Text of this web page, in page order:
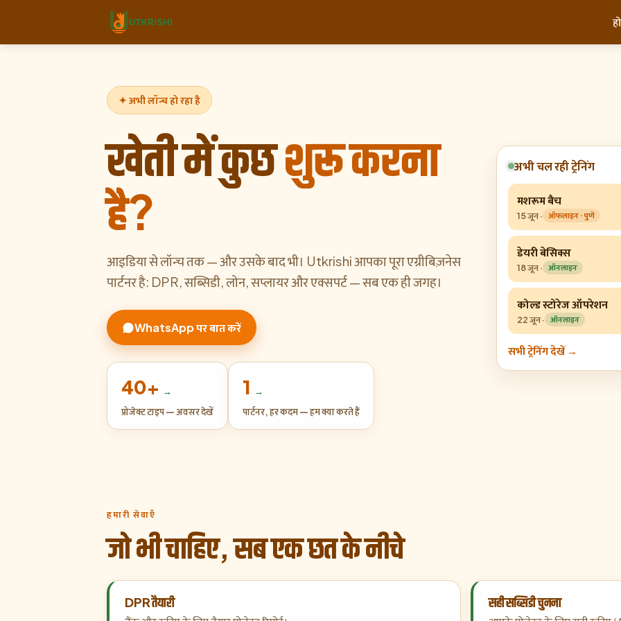
✦ अभी लॉन्च हो रहा है
खेती में कुछशुरू करना
है?
आइडिया से लॉन्च तक — और उसके बाद भी। Utkrishi आपका पूरा एग्रीबिज़नेस
पार्टनर है: DPR, सब्सिडी, लोन, सप्लायर और एक्सपर्ट — सब एक ही जगह।
WhatsApp पर बात करें
40+ →
प्रोजेक्ट टाइप — अवसर देखें
1 →
पार्टनर, हर कदम — हम क्या करते हैं
अभी चल रही ट्रेनिंग
मशरूम बैच
15 जून· ऑफलाइन· पुणे
डेयरी बेसिक्स
18 जून· ऑनलाइन
कोल्ड स्टोरेज ऑपरेशन
22 जून· ऑनलाइन
सभी ट्रेनिंग देखें →
हमारी सेवाएँ
जो भी चाहिए, सब एक छत के नीचे
DPR तैयारी सही सब्सिडी चुनना